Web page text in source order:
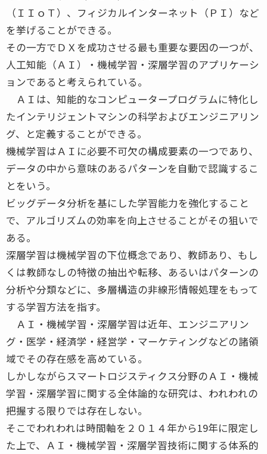
（ＩＩｏＴ）、フィジカルインターネット（ＰＩ）など
を挙げることができる。
その一方でＤＸを成功させる最も重要な要因の一つが、
人工知能（ＡＩ）・機械学習・深層学習のアプリケーシ
ョンであると考えられている。
ＡＩは、知能的なコンピュータープログラムに特化し
たインテリジェントマシンの科学およびエンジニアリン
グ、と定義することができる。
機械学習はＡＩに必要不可欠の構成要素の一つであり、
データの中から意味のあるパターンを自動で認識するこ
とをいう。
ビッグデータ分析を基にした学習能力を強化すること
で、アルゴリズムの効率を向上させることがその狙いで
ある。
深層学習は機械学習の下位概念であり、教師あり、もし
くは教師なしの特徴の抽出や転移、あるいはパターンの
分析や分類などに、多層構造の非線形情報処理をもって
する学習方法を指す。
ＡＩ・機械学習・深層学習は近年、エンジニアリン
グ・医学・経済学・経営学・マーケティングなどの諸領
域でその存在感を高めている。
しかしながらスマートロジスティクス分野のＡＩ・機械
学習・深層学習に関する全体論的な研究は、われわれの
把握する限りでは存在しない。
そこでわれわれは時間軸を２０１４年から19年に限定し
た上で、ＡＩ・機械学習・深層学習技術に関する体系的